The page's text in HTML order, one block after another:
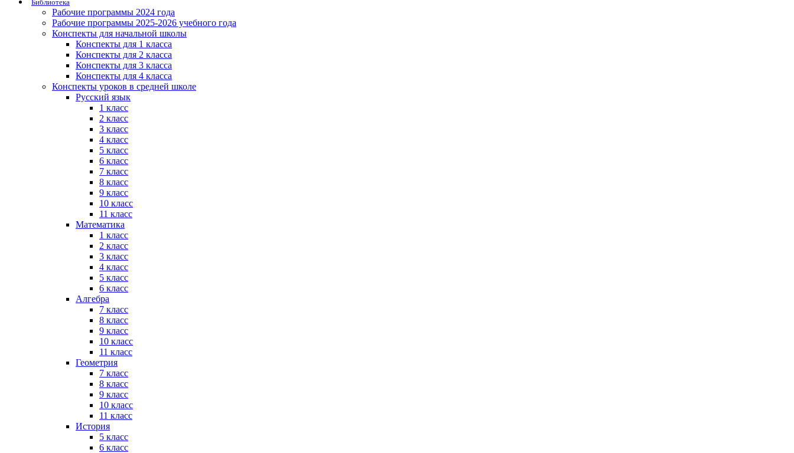
Библиотека
Рабочие программы 2024 года
Рабочие программы 2025-2026 учебного года
Конспекты для начальной школы
Конспекты для 1 класса
Конспекты для 2 класса
Конспекты для 3 класса
Конспекты для 4 класса
Конспекты уроков в средней школе
Русский язык
1 класс
2 класс
3 класс
4 класс
5 класс
6 класс
7 класс
8 класс
9 класс
10 класс
11 класс
Математика
1 класс
2 класс
3 класс
4 класс
5 класс
6 класс
Алгебра
7 класс
8 класс
9 класс
10 класс
11 класс
Геометрия
7 класс
8 класс
9 класс
10 класс
11 класс
История
5 класс
6 класс